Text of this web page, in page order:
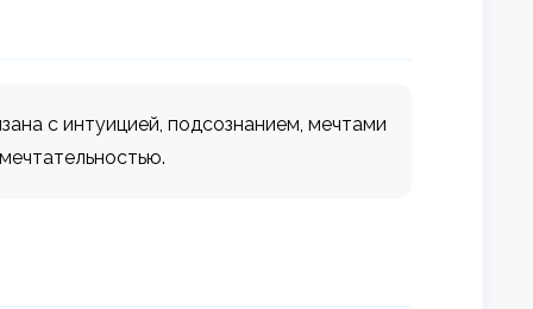
с интуицией, подсознанием, мечтами